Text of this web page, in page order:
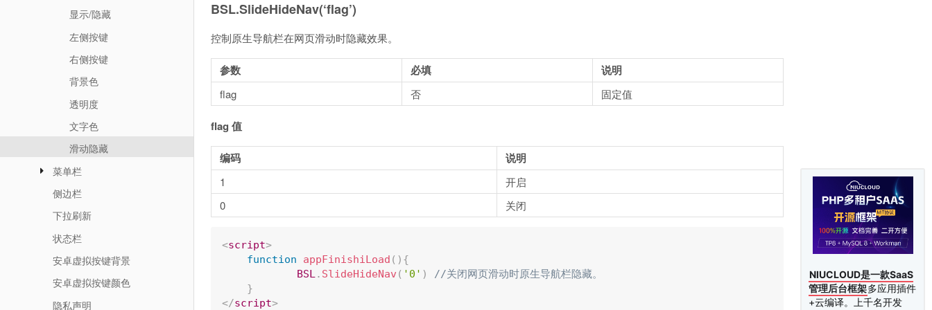
NIUCLOUD是一款SaaS
管理后台框架多应用插件
+云编译。上千名开发
显示/隐藏
左侧按键
右侧按键
背景色
透明度
文字色
滑动隐藏
菜单栏
侧边栏
下拉刷新
状态栏
安卓虚拟按键背景
安卓虚拟按键颜色
隐私声明
BSL.SlideHideNav(‘flag’)
控制原生导航栏在网页滑动时隐藏效果。
参数 必填 说明
flag 否 固定值
flag 值
编码 说明
1
开启
0
关闭
<script>
function
appFinishiLoad ( ) {
BSL. SlideHideNav ( '0' )
//关闭网页滑动时原生导航栏隐藏。
}
</script>